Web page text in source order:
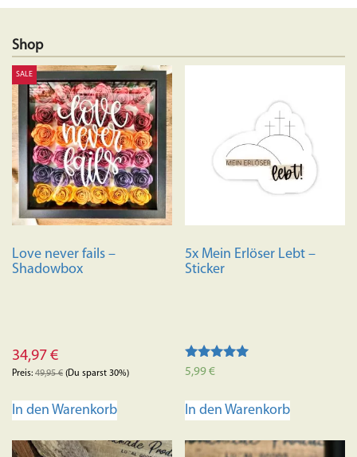
Shop
SALE
Love never fails –
Shadowbox
34,97 €
Preis: 49,95€ (Du sparst 30%)
In den Warenkorb
5x Mein Erlöser Lebt –
Sticker
Bewertet mit
5,99€
In den Warenkorb